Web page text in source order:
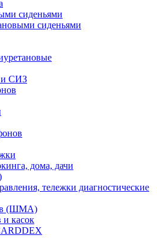
сиденьями
сиденьями
и СИЗ
дома, дачи
тележки диагностические
(ШМА)
касок